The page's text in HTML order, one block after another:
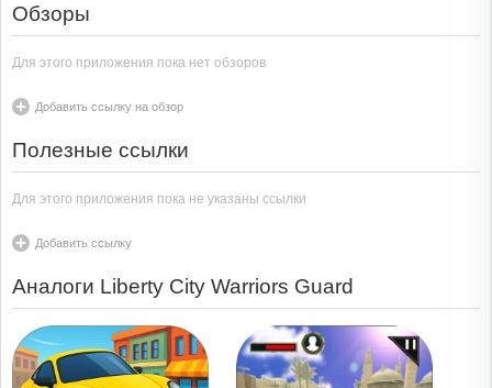
Обзоры
Для этого приложения пока нет обзоров
Добавить ссылку на обзор
Полезные ссылки
Для этого приложения пока не указаны ссылки
Добавить ссылку
Аналоги Liberty City Warriors Guard